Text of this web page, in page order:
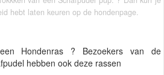
hebt laten keuren op de hondenpage.
Hondenras ? Bezoekers van de
hebben ook deze rassen